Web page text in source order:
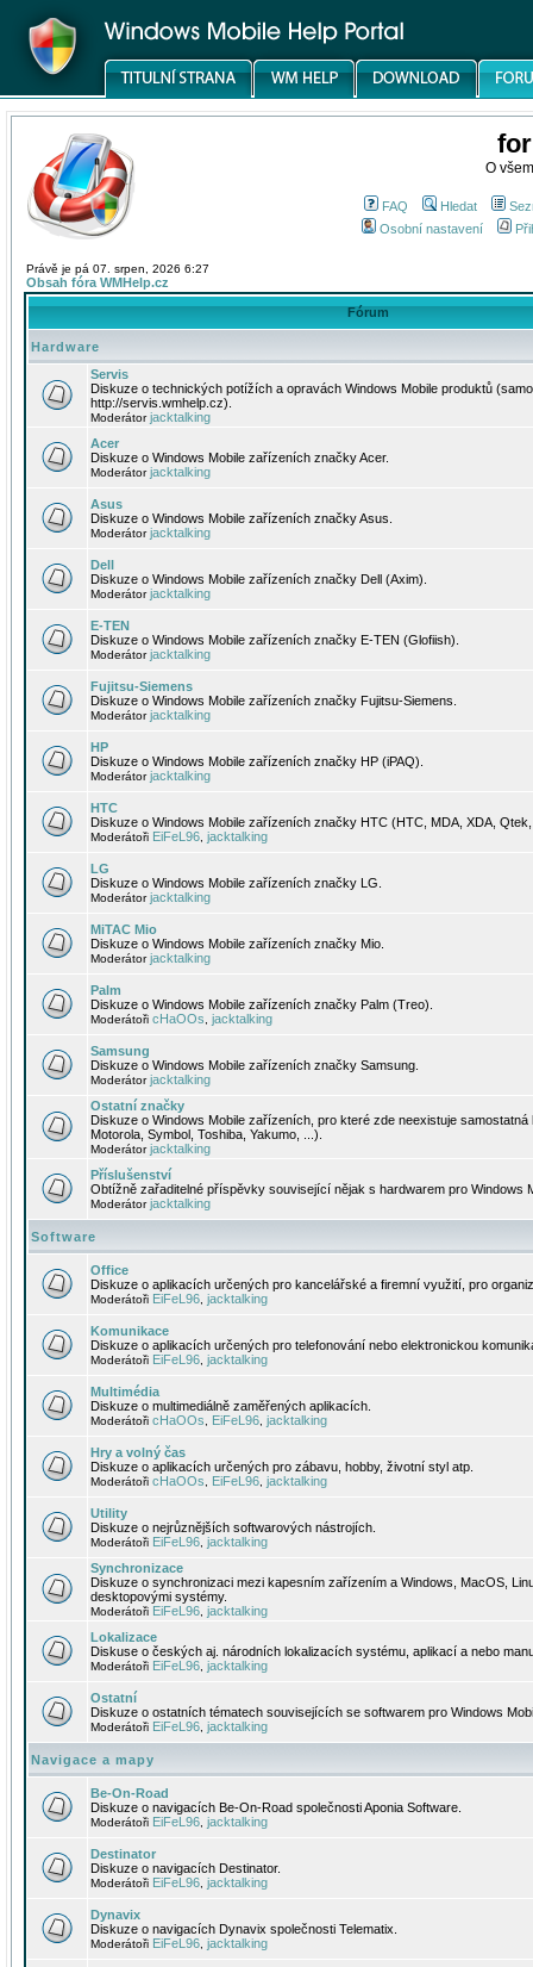
O
FAQ Hledat
Osobní nastavení
Právě je pá 07. srpen, 2026 6:27
Obsah fóra WMHelp.cz
Fórum
Hardware
Servis
Diskuze o technických potížích a opravách Windows Mobile produktů
http://servis.wmhelp.cz).
Moderátorjacktalking
Acer
Diskuze o Windows Mobile zařízeních značky Acer.
Moderátorjacktalking
Asus
Diskuze o Windows Mobile zařízeních značky Asus.
Moderátorjacktalking
Dell
Diskuze o Windows Mobile zařízeních značky Dell (Axim).
Moderátorjacktalking
E-TEN
Diskuze o Windows Mobile zařízeních značky E-TEN (Glofiish).
Moderátorjacktalking
Fujitsu-Siemens
Diskuze o Windows Mobile zařízeních značky Fujitsu-Siemens.
Moderátorjacktalking
HP
Diskuze o Windows Mobile zařízeních značky HP (iPAQ).
Moderátorjacktalking
HTC
Diskuze o Windows Mobile zařízeních značky HTC (HTC, MDA, XDA,
Moderátoři EiFeL96 jacktalking
LG
Diskuze o Windows Mobile zařízeních značky LG.
Moderátorjacktalking
MiTAC Mio
Diskuze o Windows Mobile zařízeních značky Mio.
Moderátorjacktalking
Palm
Diskuze o Windows Mobile zařízeních značky Palm (Treo).
Moderátoři cHaOOs jacktalking
Samsung
Diskuze o Windows Mobile zařízeních značky Samsung.
Moderátorjacktalking
Ostatní značky
Diskuze o Windows Mobile zařízeních, pro které zde neexistuje
Motorola, Symbol, Toshiba, Yakumo, ...).
Moderátorjacktalking
Příslušenství
Obtížně zařaditelné příspěvky související nějak s hardwarem pro Windows
Moderátorjacktalking
Software
Office
Diskuze o aplikacích určených pro kancelářské a firemní využití, pro
Moderátoři EiFeL96 jacktalking
Komunikace
Diskuze o aplikacích určených pro telefonování nebo elektronickou
Moderátoři EiFeL96 jacktalking
Multimédia
Diskuze o multimediálně zaměřených aplikacích.
Moderátoři cHaOOs EiFeL96 jacktalking
Hry a volný čas
Diskuze o aplikacích určených pro zábavu, hobby, životní styl atp.
Moderátoři cHaOOs EiFeL96 jacktalking
Utility
Diskuze o nejrůznějších softwarových nástrojích.
Moderátoři EiFeL96 jacktalking
Synchronizace
Diskuze o synchronizaci mezi kapesním zařízením a Windows, MacOS,
desktopovými systémy.
Moderátoři EiFeL96 jacktalking
Lokalizace
Diskuse o českých aj. národních lokalizacích systému, aplikací a nebo
Moderátoři EiFeL96 jacktalking
Ostatní
Diskuze o ostatních tématech souvisejících se softwarem pro Windows
Moderátoři EiFeL96 jacktalking
Navigace a mapy
Be-On-Road
Diskuze o navigacích Be-On-Road společnosti Aponia Software.
Moderátoři EiFeL96 jacktalking
Destinator
Diskuze o navigacích Destinator.
Moderátoři EiFeL96 jacktalking
Dynavix
Diskuze o navigacích Dynavix společnosti Telematix.
Moderátoři EiFeL96 jacktalking